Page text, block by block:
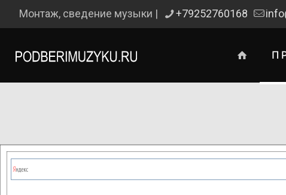
Монтаж, сведение музыки | +79252760168